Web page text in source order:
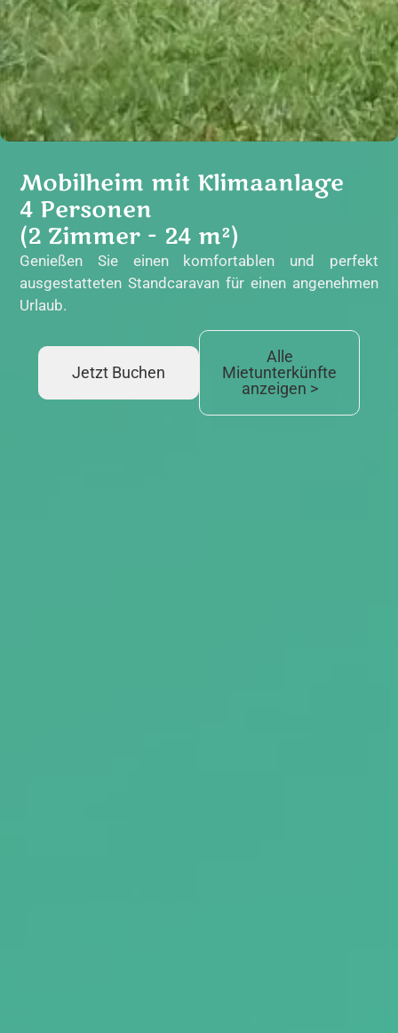
Mobilheim mit Klimaanlage
4 Personen
(2 Zimmer - 24 m²)
Genießen Sie einen komfortablen und perfekt
ausgestatteten Standcaravan für einen angenehmen
Urlaub.
Jetzt Buchen
Alle
Mietunterkünfte
anzeigen >